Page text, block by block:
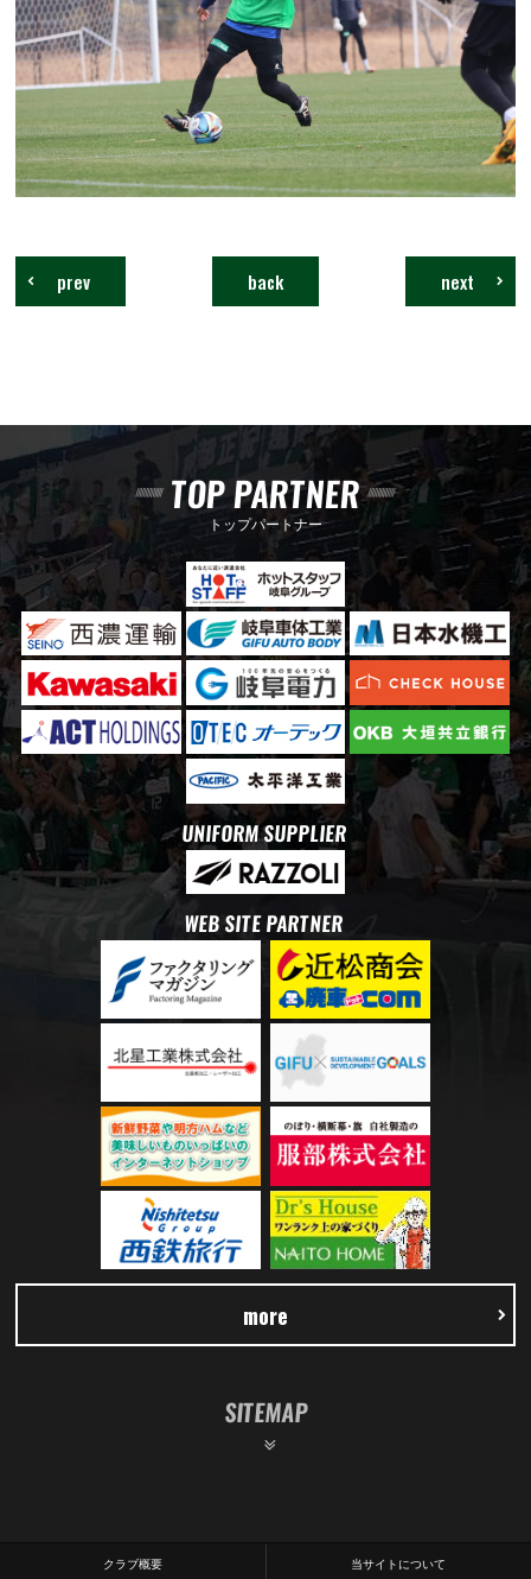
next
back
prev
TOP PARTNER
トップパートナー
UNIFORM SUPPLIER
WEB SITE PARTNER
more
SITEMAP
クラブ概要 当サイトについて